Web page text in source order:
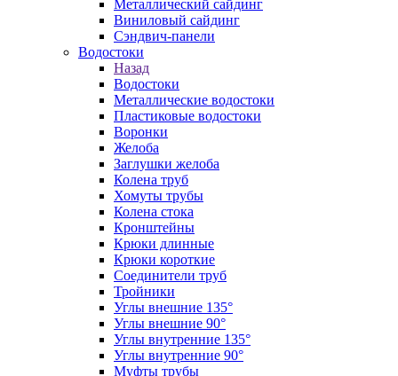
Металлический сайдинг
Виниловый сайдинг
Сэндвич-панели
Водостоки
Назад
Водостоки
Металлические водостоки
Пластиковые водостоки
Воронки
Желоба
Заглушки желоба
Колена труб
Хомуты трубы
Колена стока
Кронштейны
Крюки длинные
Крюки короткие
Соединители труб
Тройники
Углы внешние 135°
Углы внешние 90°
Углы внутренние 135°
Углы внутренние 90°
Муфты трубы